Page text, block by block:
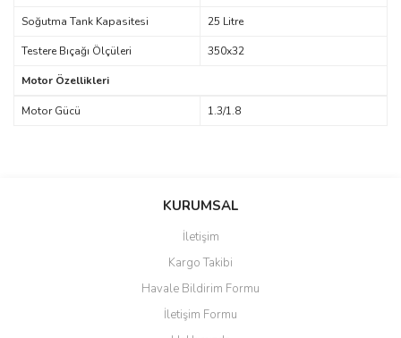
Soğutma Tank Kapasitesi 25 Litre
Testere Bıçağı Ölçüleri 350x32
Motor Özellikleri
Motor Gücü 1.3/1.8
Bu ürüne ilk yorumu siz yapın!
Ürün resmi kalitesiz, bozuk veya görüntülenemiyor.
Ürün açıklamasında eksik bilgiler bulunuyor.
Ürün bilgilerinde hatalar bulunuyor.
KURUMSAL
İletişim
Kargo Takibi
Havale Bildirim Formu
İletişim Formu